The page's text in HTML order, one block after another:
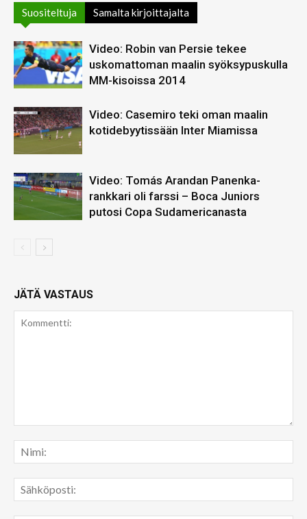
Suositeltuja Samalta kirjoittajalta
Video: Robin van Persie tekee
uskomattoman maalin syöksypuskulla
MM-kisoissa 2014
Video: Casemiro teki oman maalin
kotidebyytissään Inter Miamissa
Video: Tomás Arandan Panenka-
rankkari oli farssi – Boca Juniors
putosi Copa Sudamericanasta
JÄTÄ VASTAUS